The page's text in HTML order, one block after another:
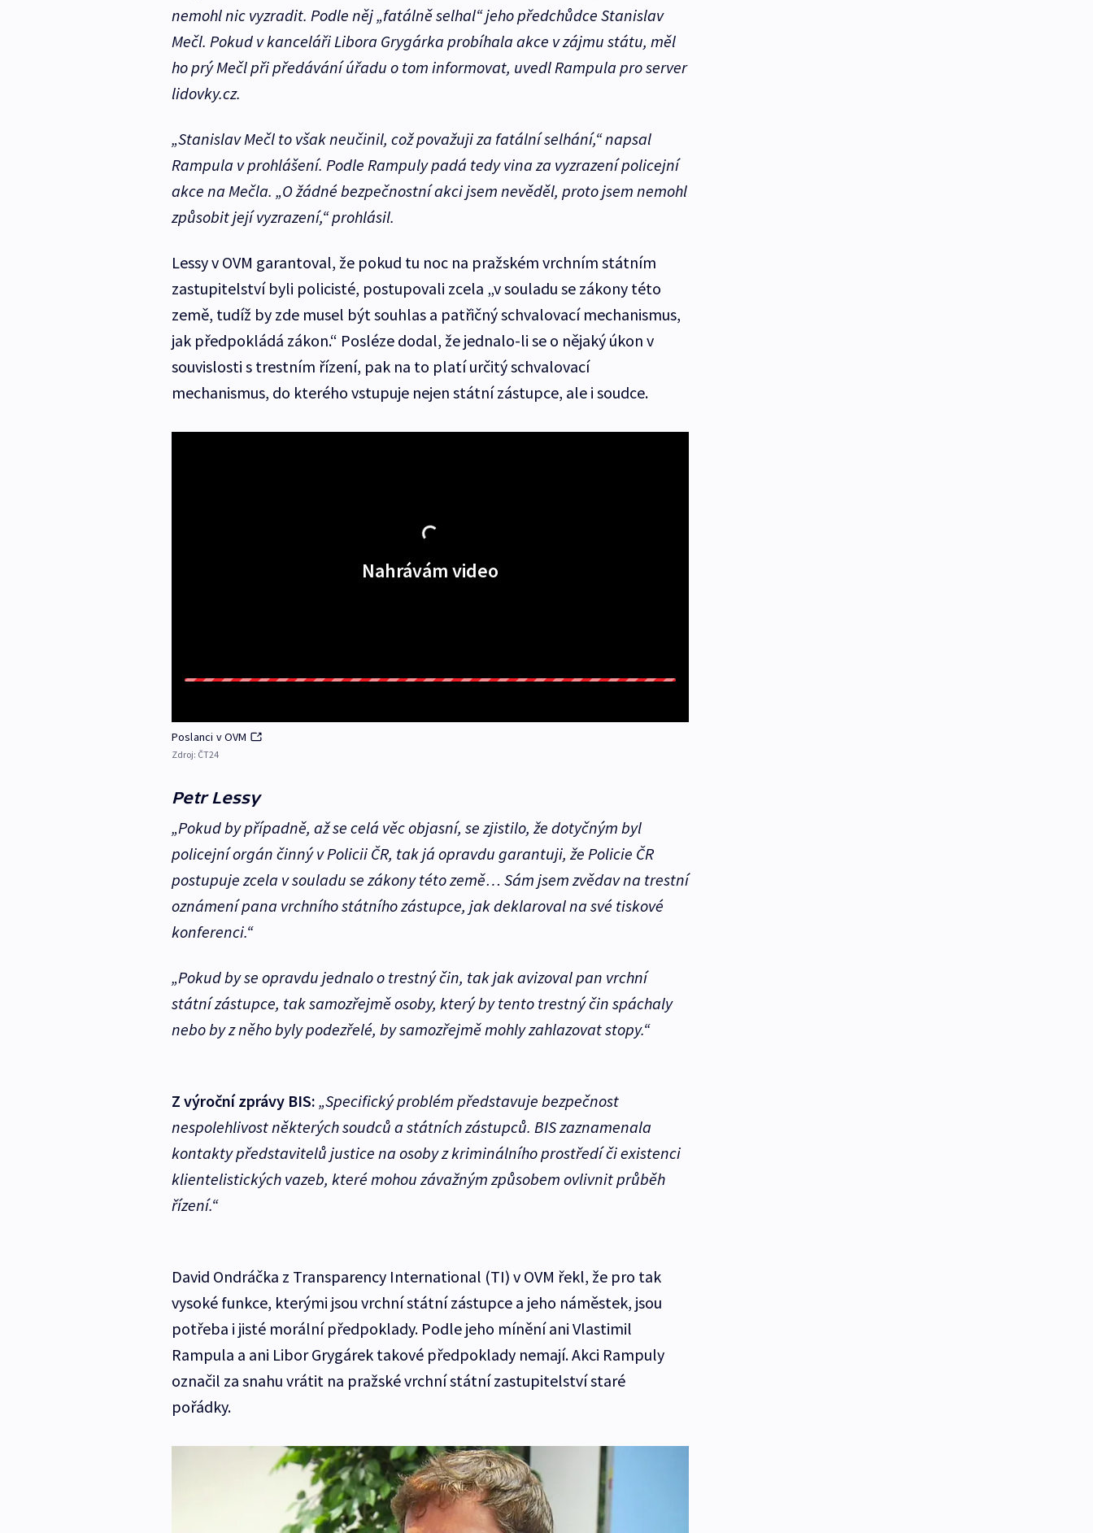
nemohl nic vyzradit. Podle něj „fatálně selhal“ jeho předchůdce Stanislav
Mečl. Pokud v kanceláři Libora Grygárka probíhala akce v zájmu státu, měl
ho prý Mečl při předávání úřadu o tom informovat, uvedl Rampula pro server
lidovky.cz.
„Stanislav Mečl to však neučinil, což považuji za fatální selhání,“ napsal
Rampula v prohlášení. Podle Rampuly padá tedy vina za vyzrazení policejní
akce na Mečla. „O žádné bezpečnostní akci jsem nevěděl, proto jsem nemohl
způsobit její vyzrazení,“ prohlásil.
Lessy v OVM garantoval, že pokud tu noc na pražském vrchním státním
zastupitelství byli policisté, postupovali zcela „v souladu se zákony této
země, tudíž by zde musel být souhlas a patřičný schvalovací mechanismus,
jak předpokládá zákon.“ Posléze dodal, že jednalo-li se o nějaký úkon v
souvislosti s trestním řízení, pak na to platí určitý schvalovací
mechanismus, do kterého vstupuje nejen státní zástupce, ale i soudce.
Nahrávám video
Poslanci v OVM
Zdroj: ČT24
Petr Lessy
„Pokud by případně, až se celá věc objasní, se zjistilo, že dotyčným byl
policejní orgán činný v Policii ČR, tak já opravdu garantuji, že Policie ČR
postupuje zcela v souladu se zákony této země… Sám jsem zvědav na trestní
oznámení pana vrchního státního zástupce, jak deklaroval na své tiskové
konferenci.“
„Pokud by se opravdu jednalo o trestný čin, tak jak avizoval pan vrchní
státní zástupce, tak samozřejmě osoby, který by tento trestný čin spáchaly
nebo by z něho byly podezřelé, by samozřejmě mohly zahlazovat stopy.“
Z výroční zprávy BIS: „Specifický problém představuje bezpečnost
nespolehlivost některých soudců a státních zástupců. BIS zaznamenala
kontakty představitelů justice na osoby z kriminálního prostředí či existenci
klientelistických vazeb, které mohou závažným způsobem ovlivnit průběh
řízení.“
David Ondráčka z Transparency International (TI) v OVM řekl, že pro tak
vysoké funkce, kterými jsou vrchní státní zástupce a jeho náměstek, jsou
potřeba i jisté morální předpoklady. Podle jeho mínění ani Vlastimil
Rampula a ani Libor Grygárek takové předpoklady nemají. Akci Rampuly
označil za snahu vrátit na pražské vrchní státní zastupitelství staré
pořádky.